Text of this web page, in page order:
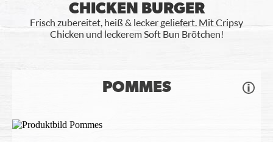
CHICKEN BURGER
Frisch zubereitet, heiß & lecker geliefert. Mit Cripsy
Chicken und leckerem Soft Bun Brötchen!
POMMES